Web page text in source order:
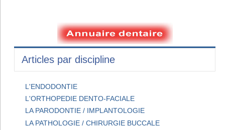
Articles par discipline
L'ENDODONTIE
L'ORTHOPEDIE DENTO-FACIALE
LA PARODONTIE / IMPLANTOLOGIE
LA PATHOLOGIE / CHIRURGIE BUCCALE